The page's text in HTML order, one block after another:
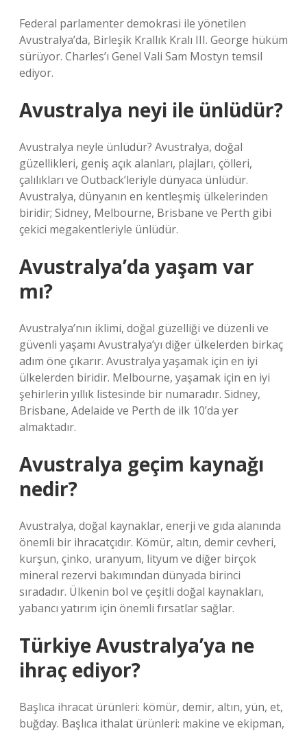
Federal parlamenter demokrasi ile yönetilen
Avustralya’da, Birleşik Krallık Kralı III. George hüküm
sürüyor. Charles’ı Genel Vali Sam Mostyn temsil
ediyor.
Avustralya neyi ile ünlüdür?
Avustralya neyle ünlüdür? Avustralya, doğal
güzellikleri, geniş açık alanları, plajları, çölleri,
çalılıkları ve Outback’leriyle dünyaca ünlüdür.
Avustralya, dünyanın en kentleşmiş ülkelerinden
biridir; Sidney, Melbourne, Brisbane ve Perth gibi
çekici megakentleriyle ünlüdür.
Avustralya’da yaşam var
mı?
Avustralya’nın iklimi, doğal güzelliği ve düzenli ve
güvenli yaşamı Avustralya’yı diğer ülkelerden birkaç
adım öne çıkarır. Avustralya yaşamak için en iyi
ülkelerden biridir. Melbourne, yaşamak için en iyi
şehirlerin yıllık listesinde bir numaradır. Sidney,
Brisbane, Adelaide ve Perth de ilk 10’da yer
almaktadır.
Avustralya geçim kaynağı
nedir?
Avustralya, doğal kaynaklar, enerji ve gıda alanında
önemli bir ihracatçıdır. Kömür, altın, demir cevheri,
kurşun, çinko, uranyum, lityum ve diğer birçok
mineral rezervi bakımından dünyada birinci
sıradadır. Ülkenin bol ve çeşitli doğal kaynakları,
yabancı yatırım için önemli fırsatlar sağlar.
Türkiye Avustralya’ya ne
ihraç ediyor?
Başlıca ihracat ürünleri: kömür, demir, altın, yün, et,
buğday. Başlıca ithalat ürünleri: makine ve ekipman,